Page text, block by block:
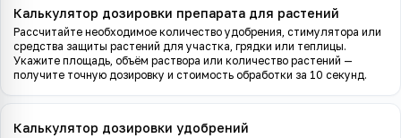
Калькулятор дозировки препарата для растений
Рассчитайте необходимое количество удобрения, стимулятора или
средства защиты растений для участка, грядки или теплицы.
Укажите площадь, объём раствора или количество растений —
получите точную дозировку и стоимость обработки за 10 секунд.
Калькулятор дозировки удобрений